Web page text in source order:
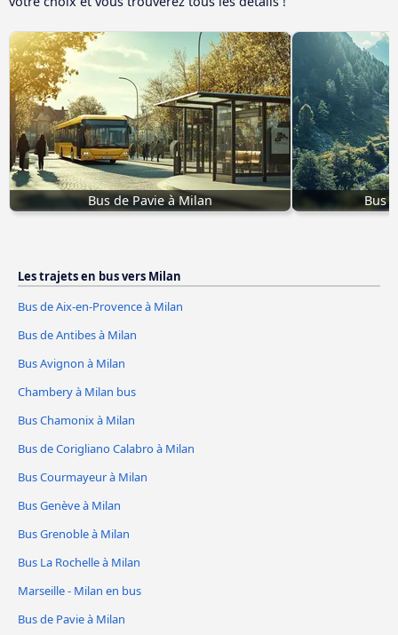
Bus de Pavie à Milan Bus
Les trajets en bus vers Milan
Bus de Aix-en-Provence à Milan
Bus de Antibes à Milan
Bus Avignon à Milan
Chambery à Milan bus
Bus Chamonix à Milan
Bus de Corigliano Calabro à Milan
Bus Courmayeur à Milan
Bus Genève à Milan
Bus Grenoble à Milan
Bus La Rochelle à Milan
Marseille - Milan en bus
Bus de Pavie à Milan